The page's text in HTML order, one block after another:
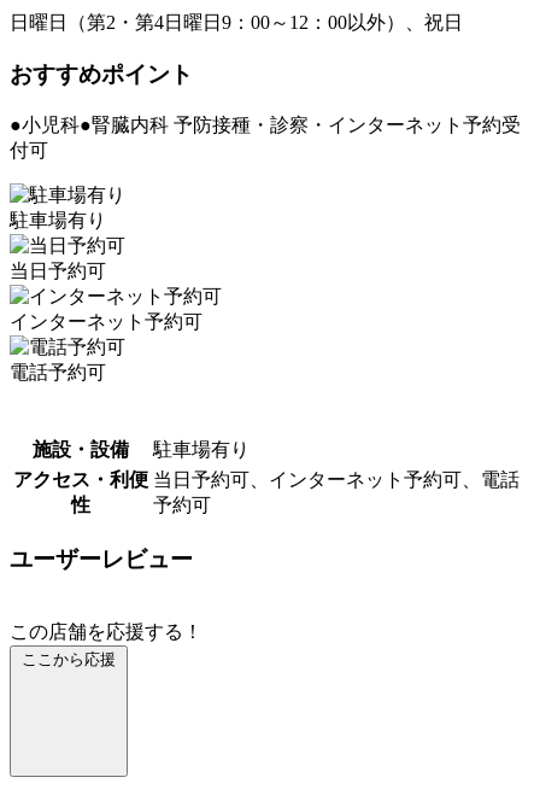
日曜日（第2・第4日曜日9：00～12：00以外）、祝日
おすすめポイント
●小児科●腎臓内科 予防接種・診察・インターネット予約受
付可
駐車場有り
当日予約可
インターネット予約可
電話予約可
施設・設備
駐車場有り
アクセス・利便
性
当日予約可、インターネット予約可、電話
予約可
ユーザーレビュー
この店舗を応援する！
ここから応援